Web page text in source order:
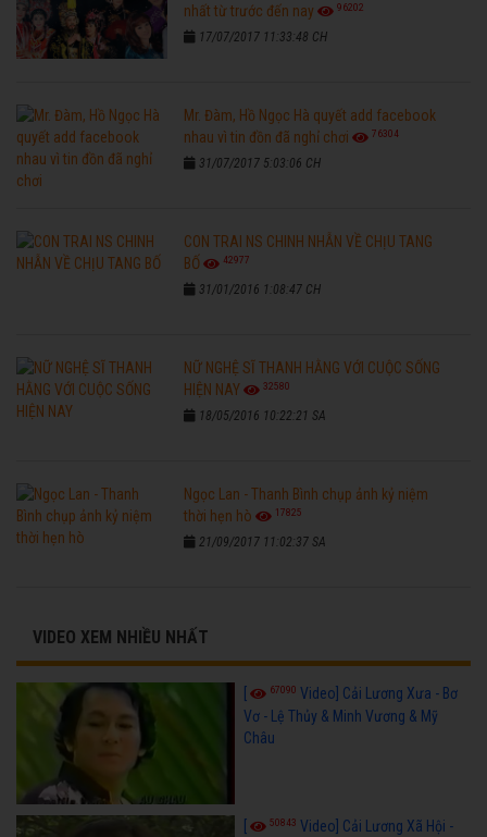
nhất từ trước đến nay
96202
17/07/2017 11:33:48 CH
Mr. Đàm, Hồ Ngọc Hà quyết add facebook
nhau vì tin đồn đã nghỉ chơi
76304
31/07/2017 5:03:06 CH
CON TRAI NS CHINH NHẪN VỀ CHỊU TANG
BỐ
42977
31/01/2016 1:08:47 CH
NỮ NGHỆ SĨ THANH HẰNG VỚI CUỘC SỐNG
HIỆN NAY
32580
18/05/2016 10:22:21 SA
Ngọc Lan - Thanh Bình chụp ảnh kỷ niệm
thời hẹn hò
17825
21/09/2017 11:02:37 SA
VIDEO XEM NHIỀU NHẤT
[ 67090 Video] Cải Lương Xưa - Bơ
Vơ - Lệ Thủy & Minh Vương & Mỹ
Châu
50843 Video] Cải Lương Xã Hội -